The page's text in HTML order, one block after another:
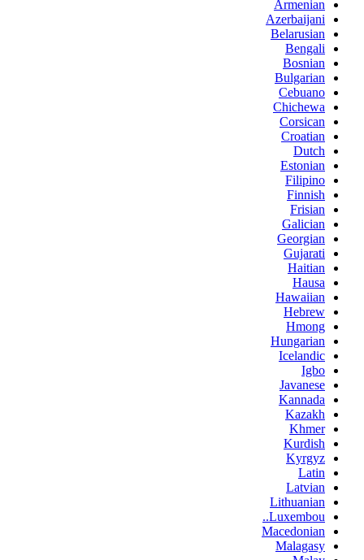
Armenian
Azerbaijani
Belarusian
Bengali
Bosnian
Bulgarian
Cebuano
Chichewa
Corsican
Croatian
Dutch
Estonian
Filipino
Finnish
Frisian
Galician
Georgian
Gujarati
Haitian
Hausa
Hawaiian
Hebrew
Hmong
Hungarian
Icelandic
Igbo
Javanese
Kannada
Kazakh
Khmer
Kurdish
Kyrgyz
Latin
Latvian
Lithuanian
Luxembou..
Macedonian
Malagasy